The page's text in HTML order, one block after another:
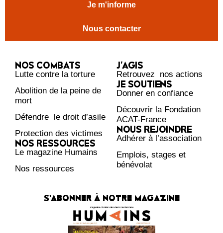
Je m'informe
Nous contacter
NOS COMBATS
Lutte contre la torture
Abolition de la peine de
mort
Défendre le droit d’asile
Protection des victimes
NOS RESSOURCES
Le magazine Humains
Nos ressources
J’AGIS
Retrouvez nos actions
JE SOUTIENS
Donner en confiance
Découvrir la Fondation
ACAT-France
NOUS REJOINDRE
Adhérer à l’association
Emplois, stages et
bénévolat
S'ABONNER À NOTRE MAGAZINE